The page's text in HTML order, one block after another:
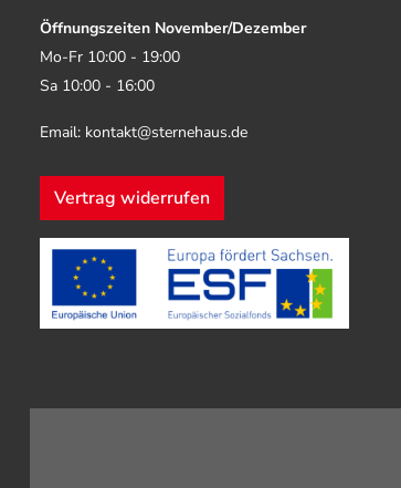
Öffnungszeiten November/Dezember
Mo-Fr 10:00 - 19:00
Sa 10:00 - 16:00
Email: kontakt@sternehaus.de
Vertrag widerrufen